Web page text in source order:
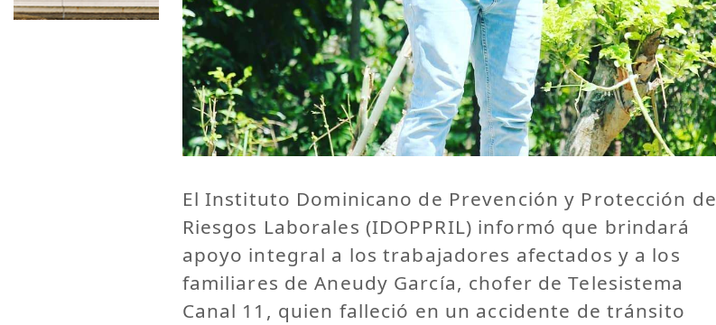
El Instituto Dominicano de Prevención y Protección de
Riesgos Laborales (IDOPPRIL) informó que brindará
apoyo integral a los trabajadores afectados y a los
familiares de Aneudy García, chofer de Telesistema
Canal 11, quien falleció en un accidente de tránsito